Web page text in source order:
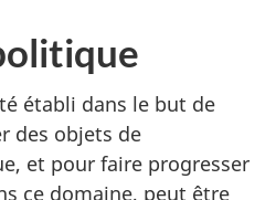
établi dans le but de
des objets de
et pour faire progresser
ce domaine, peut être